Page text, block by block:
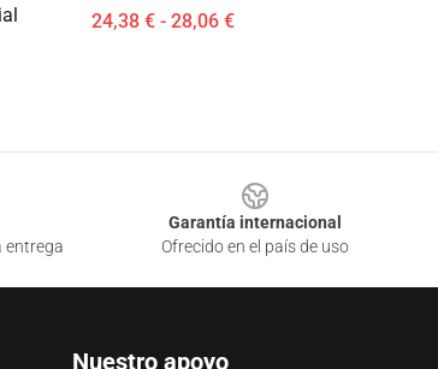
24,38 € - 28,06 €
entrega
Garantía internacional
Ofrecido en el país de uso
Nuestro apoyo